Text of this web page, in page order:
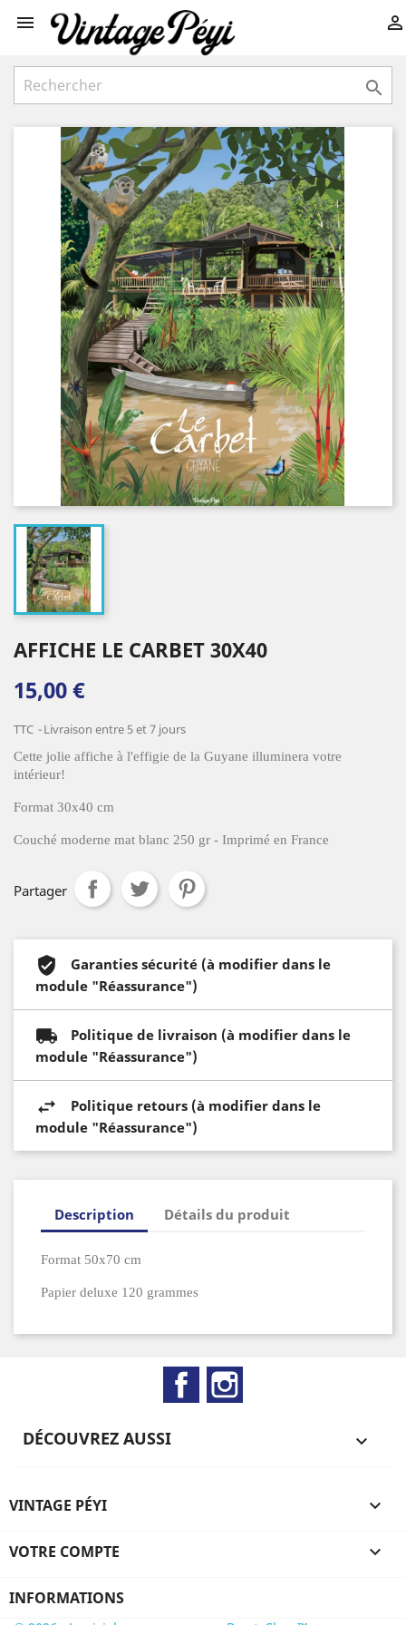
 

AFFICHE LE CARBET 30X40
15,00 €
TTC Livraison entre 5 et 7 jours
Cette jolie affiche à l'effigie de la Guyane illuminera votre
intérieur!
Format 30x40 cm
Couché moderne mat blanc 250 gr - Imprimé en France
Partager
Garanties sécurité (à modifier dans le
module "Réassurance")
Politique de livraison (à modifier dans le
module "Réassurance")
Politique retours (à modifier dans le
module "Réassurance")
Description Détails du produit
Format 50x70 cm
Papier deluxe 120 grammes
Facebook
DÉCOUVREZ AUSSI 
VINTAGE PÉYI 
VOTRE COMPTE 
INFORMATIONS